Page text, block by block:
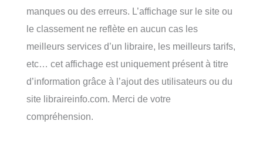
manques ou des erreurs. L’affichage sur le site ou
le classement ne reflète en aucun cas les
meilleurs services d’un libraire, les meilleurs tarifs,
etc… cet affichage est uniquement présent à titre
d’information grâce à l’ajout des utilisateurs ou du
site libraireinfo.com. Merci de votre
compréhension.